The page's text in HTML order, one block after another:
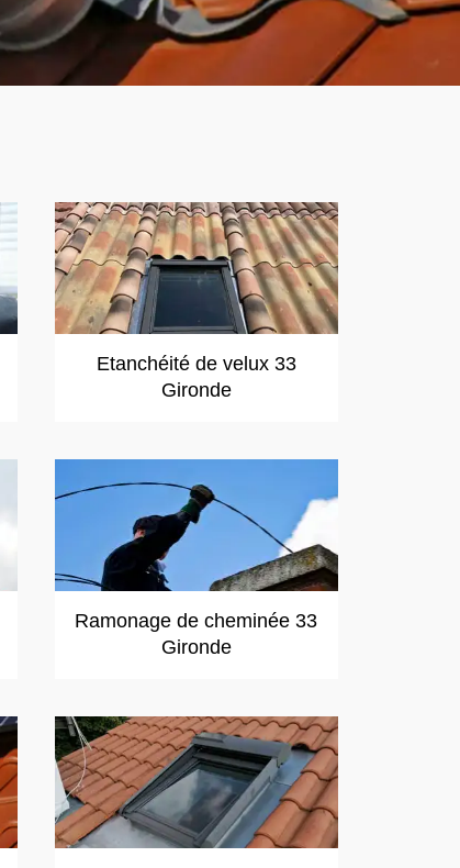
Etanchéité de velux 33
Gironde
Ramonage de cheminée 33
Gironde